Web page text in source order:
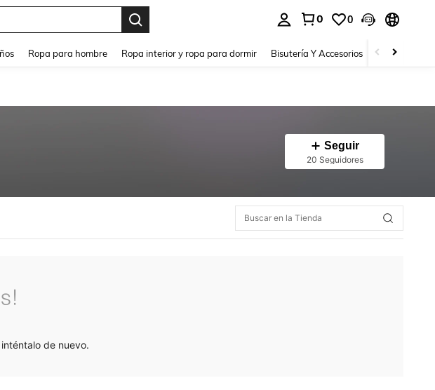
0 0
Ropa para hombre Ropa interior y ropa para dormir Bisutería Y Accesorios Zapatos
Seguir
20 Seguidores
de nuevo.